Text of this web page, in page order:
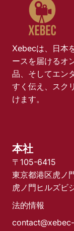
Xebecは、日本
ースを届けるオ
品、そしてエン
すく伝え、スク
けます。
本社
〒105-6415
東京都港区虎ノ
虎ノ門ヒルズビ
法的情報